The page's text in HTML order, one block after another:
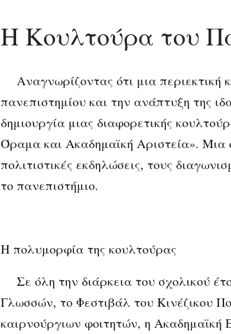
Η Κουλτούρα του
Αναγνωρίζοντας ότι μια περιεκτική
πανεπιστημίου και την ανάπτυξη της
δημιουργία μιας διαφορετικής
Όραμα και Ακαδημαϊκή Αριστεία». Μια
πολιτιστικές εκδηλώσεις, τους
το πανεπιστήμιο.
Η πολυμορφία της κουλτούρας
Σε όλη την διάρκεια του σχολικού
Γλωσσών, το Φεστιβάλ του Κινέζικου
καιρνούργιων φοιτητών, η